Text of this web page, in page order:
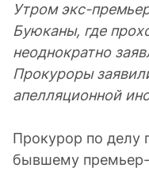
Утром экс-
Буюканы, где
неоднократно
Прокуроры
апелляционной
Прокурор по делу
бывшему